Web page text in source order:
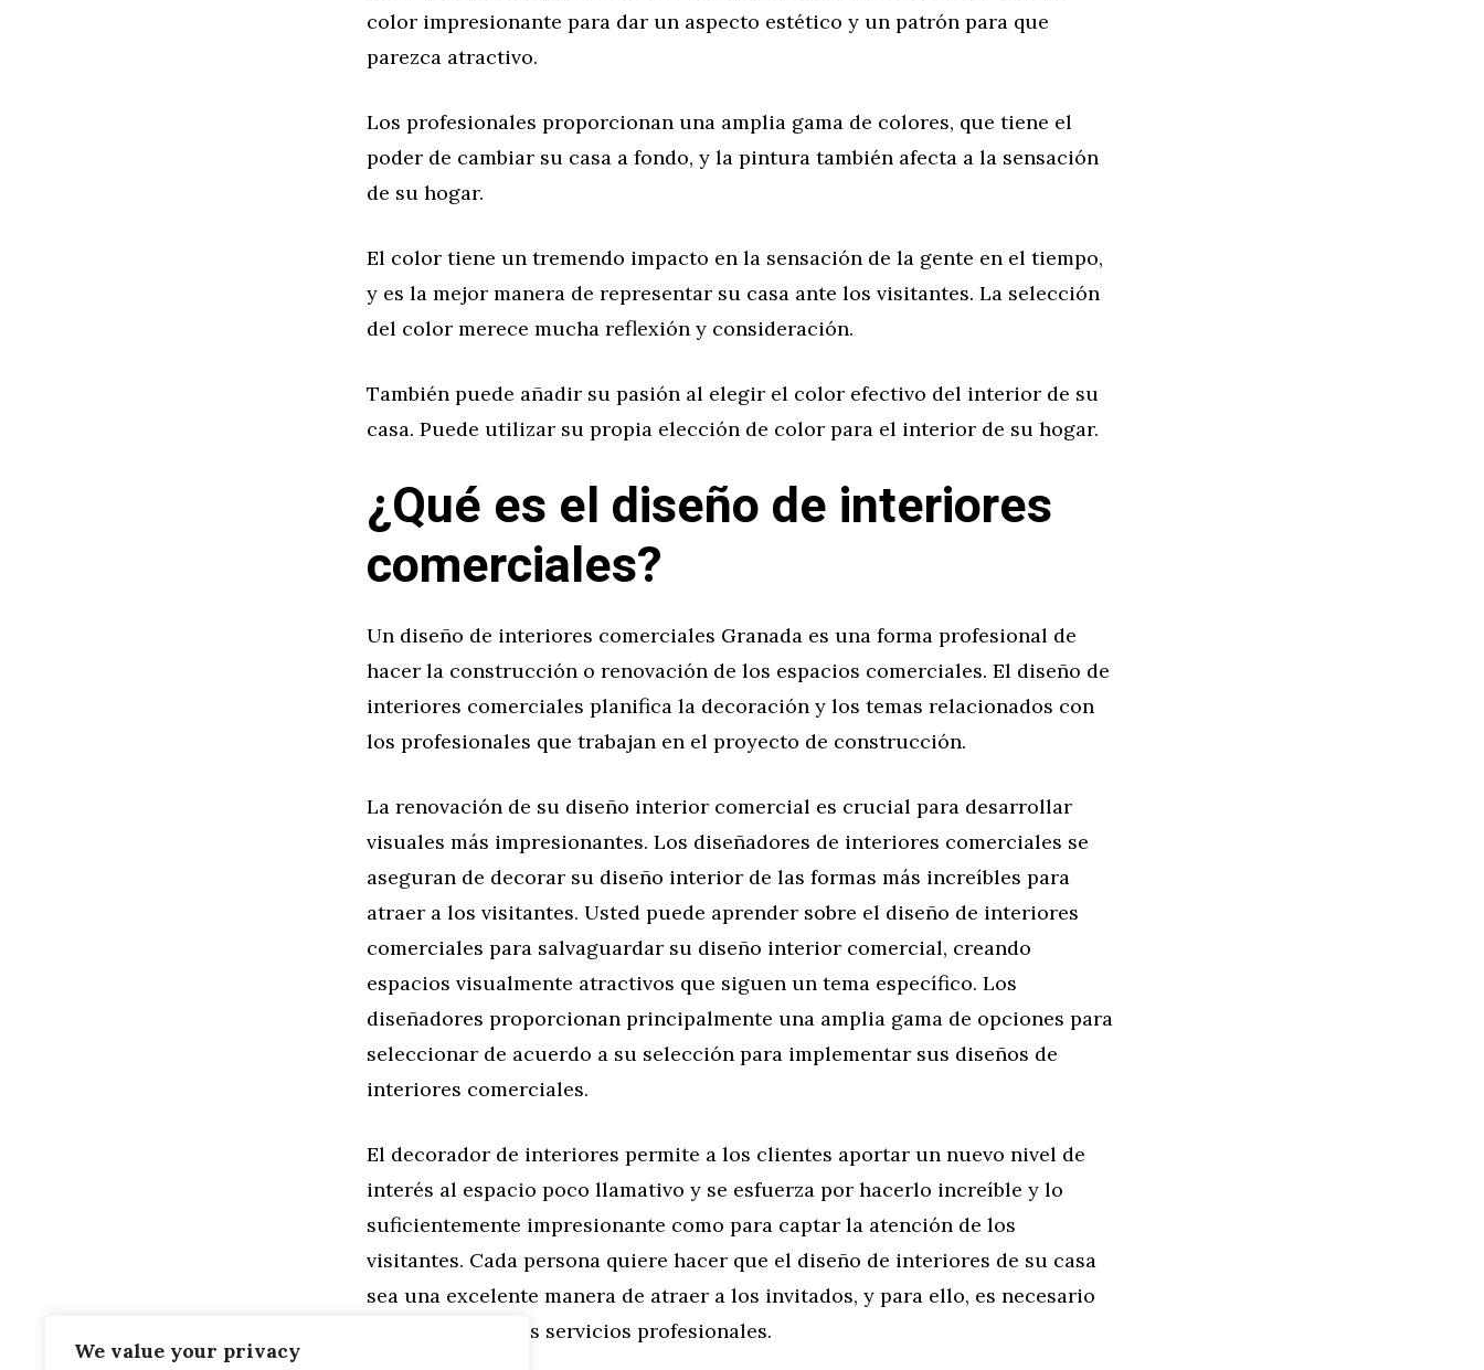
We value your privacy
color impresionante para dar un aspecto estético y un patrón para que
parezca atractivo.
Los profesionales proporcionan una amplia gama de colores, que tiene el
poder de cambiar su casa a fondo, y la pintura también afecta a la sensación
de su hogar.
El color tiene un tremendo impacto en la sensación de la gente en el tiempo,
y es la mejor manera de representar su casa ante los visitantes. La selección
del color merece mucha reflexión y consideración.
También puede añadir su pasión al elegir el color efectivo del interior de su
casa. Puede utilizar su propia elección de color para el interior de su hogar.
¿Qué es el diseño de interiores
comerciales?
Un diseño de interiores comerciales Granada es una forma profesional de
hacer la construcción o renovación de los espacios comerciales. El diseño de
interiores comerciales planifica la decoración y los temas relacionados con
los profesionales que trabajan en el proyecto de construcción.
La renovación de su diseño interior comercial es crucial para desarrollar
visuales más impresionantes. Los diseñadores de interiores comerciales se
aseguran de decorar su diseño interior de las formas más increíbles para
atraer a los visitantes. Usted puede aprender sobre el diseño de interiores
comerciales para salvaguardar su diseño interior comercial, creando
espacios visualmente atractivos que siguen un tema específico. Los
diseñadores proporcionan principalmente una amplia gama de opciones para
seleccionar de acuerdo a su selección para implementar sus diseños de
interiores comerciales.
El decorador de interiores permite a los clientes aportar un nuevo nivel de
interés al espacio poco llamativo y se esfuerza por hacerlo increíble y lo
suficientemente impresionante como para captar la atención de los
visitantes. Cada persona quiere hacer que el diseño de interiores de su casa
sea una excelente manera de atraer a los invitados, y para ello, es necesario
optar por algunos servicios profesionales.